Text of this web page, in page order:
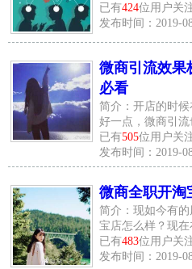
已有424位用户关
发布时间：2019-
微商引流效果
必看
简介：开店的时
好一点，微商引
已有505位用户关
发布时间：2019-
微商全职开淘
简介：现如今有
宝店怎么样？现
已有483位用户关
发布时间：2019-